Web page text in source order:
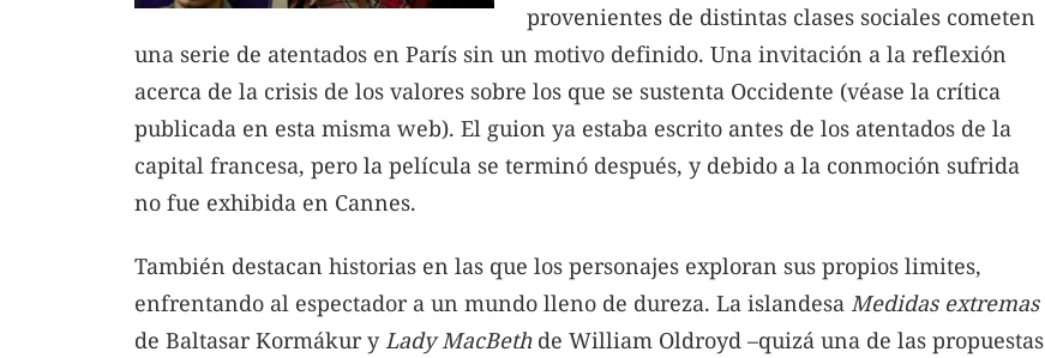
provenientes de distintas clases sociales cometen
una serie de atentados en París sin un motivo definido. Una invitación a la reflexión
acerca de la crisis de los valores sobre los que se sustenta Occidente (véase la crítica
publicada en esta misma web). El guion ya estaba escrito antes de los atentados de la
capital francesa, pero la película se terminó después, y debido a la conmoción sufrida
no fue exhibida en Cannes.
También destacan historias en las que los personajes exploran sus propios limites,
enfrentando al espectador a un mundo lleno de dureza. La islandesa Medidas extremas
de Baltasar Kormákur y Lady MacBethde William Oldroyd –quizá una de las propuestas